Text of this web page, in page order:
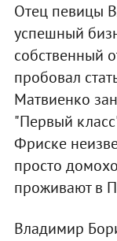
Отец певицы
успешный
собственный
пробовал
Матвиенко
"Первый
Фриске
просто
проживают в
Владимир